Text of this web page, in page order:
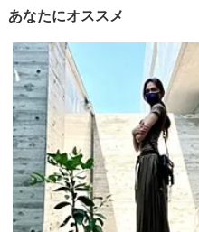
あなたにオススメ